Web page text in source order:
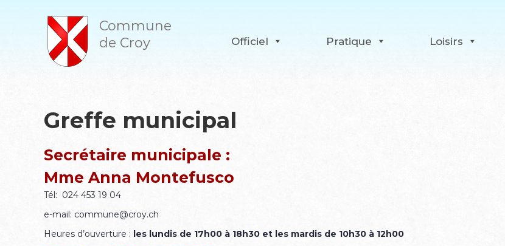
Commune
de Croy
Officiel Pratique Loisirs
Greffe municipal
Secrétaire municipale :
Mme Anna Montefusco
Tél: 024 453 19 04
e-mail: commune@croy.ch
Heures d’ouverture : les lundis de 17h00 à 18h30 et les mardis de 10h30 à 12h00